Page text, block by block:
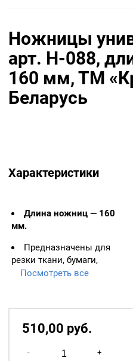
Ножницы
арт. Н-088,
160 мм, ТМ
Беларусь
Характеристики
Длина ножниц — 160
мм.
Предназначены для
резки ткани, бумаги,
бинтов. Для
изготавливаются из
легированной стали
Посмотреть все
510,00 руб.
- +